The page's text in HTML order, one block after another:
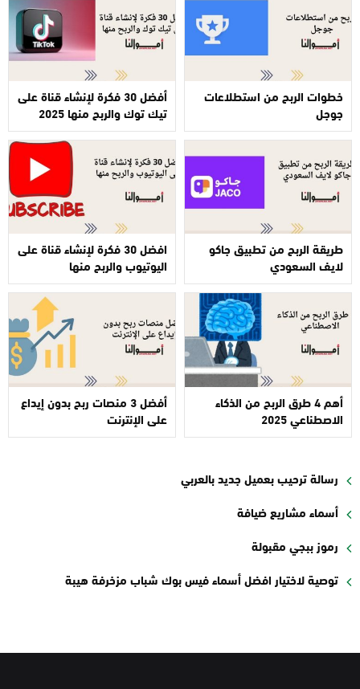
خطوات الربح من استطلاعات
جوجل
أفضل 30 فكرة لإنشاء قناة على
تيك توك والربح منها 2025
طريقة الربح من تطبيق جاكو
لايف السعودي
افضل 30 فكرة لإنشاء قناة على
اليوتيوب والربح منها
أهم 4 طرق الربح من الذكاء
الاصطناعي 2025
أفضل 3 منصات ربح بدون إيداع
على الإنترنت
رسالة ترحيب بعميل جديد بالعربي
أسماء مشاريع ضيافة
رموز ببجي مقبولة
توصية لاختيار افضل أسماء فيس بوك شباب مزخرفة هيبة